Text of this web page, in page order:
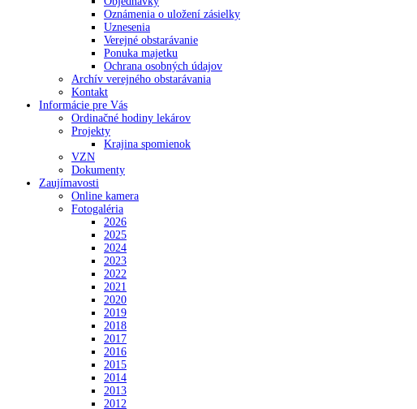
Oznámenia o uložení zásielky
Uznesenia
Verejné obstarávanie
Ponuka majetku
Ochrana osobných údajov
Archív verejného obstarávania
Kontakt
Informácie pre Vás
Ordinačné hodiny lekárov
Projekty
Krajina spomienok
VZN
Dokumenty
Zaujímavosti
Online kamera
Fotogaléria
2026
2025
2024
2023
2022
2021
2020
2019
2018
2017
2016
2015
2014
2013
2012